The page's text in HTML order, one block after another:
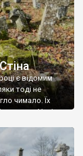
є відомим
тоді не
чимало. Їх
Нині на
стер […]